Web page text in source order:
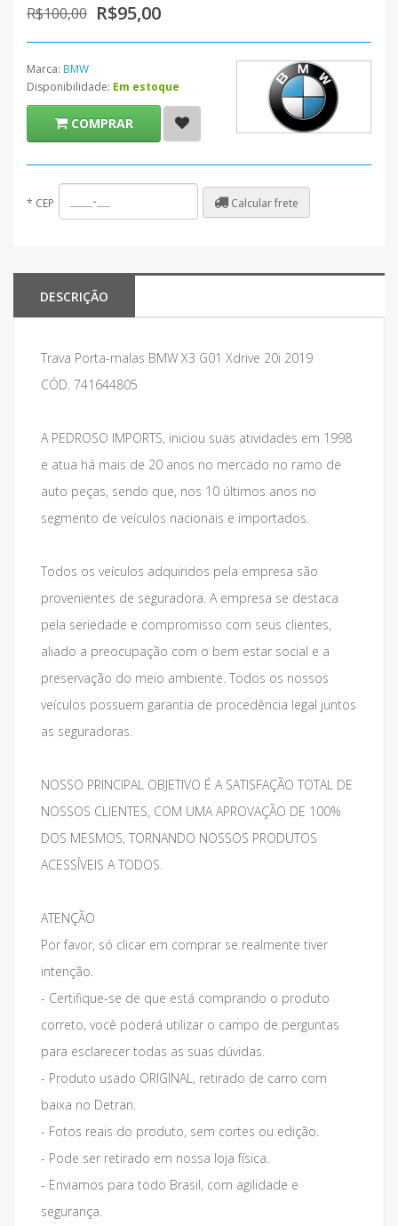
R$100,00 R$95,00
Marca: BMW
Disponibilidade: Em estoque
COMPRAR
* CEP Calcular frete
DESCRIÇÃO
Trava Porta-malas BMW X3 G01 Xdrive 20i 2019
CÓD. 741644805
A PEDROSO IMPORTS, iniciou suas atividades em 1998
e atua há mais de 20 anos no mercado no ramo de
auto peças, sendo que, nos 10 últimos anos no
segmento de veículos nacionais e importados.
Todos os veículos adquiridos pela empresa são
provenientes de seguradora. A empresa se destaca
pela seriedade e compromisso com seus clientes,
aliado a preocupação com o bem estar social e a
preservação do meio ambiente. Todos os nossos
veículos possuem garantia de procedência legal juntos
as seguradoras.
NOSSO PRINCIPAL OBJETIVO É A SATISFAÇÃO TOTAL DE
NOSSOS CLIENTES, COM UMA APROVAÇÃO DE 100%
DOS MESMOS, TORNANDO NOSSOS PRODUTOS
ACESSÍVEIS A TODOS.
ATENÇÃO
Por favor, só clicar em comprar se realmente tiver
intenção.
- Certifique-se de que está comprando o produto
correto, você poderá utilizar o campo de perguntas
para esclarecer todas as suas dúvidas.
- Produto usado ORIGINAL, retirado de carro com
baixa no Detran.
- Fotos reais do produto, sem cortes ou edição.
- Pode ser retirado em nossa loja física.
- Enviamos para todo Brasil, com agilidade e
segurança.